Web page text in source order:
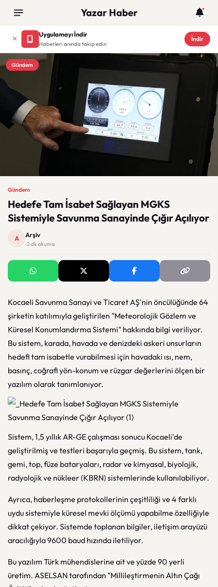
Yazar Haber
Uygulamayı İndir
Haberleri anında takip edin
İndir
Gündem
Gündem
Hedefe Tam İsabet Sağlayan MGKS
Sistemiyle Savunma Sanayinde Çığır Açılıyor
A Arşiv
· 2 dk okuma
Kocaeli Savunma Sanayi ve Ticaret AŞ'nin öncülüğünde 64
şirketin katılımıyla geliştirilen "Meteorolojik Gözlem ve
Küresel Konumlandırma Sistemi" hakkında bilgi veriliyor.
Bu sistem, karada, havada ve denizdeki askeri unsurların
hedefi tam isabetle vurabilmesi için havadaki ısı, nem,
basınç, coğrafi yön-konum ve rüzgar değerlerini ölçen bir
yazılım olarak tanımlanıyor.
Sistem, 1,5 yıllık AR-GE çalışması sonucu Kocaeli'de
geliştirilmiş ve testleri başarıyla geçmiş. Bu sistem, tank,
gemi, top, füze bataryaları, radar ve kimyasal, biyolojik,
radyolojik ve nükleer (KBRN) sistemlerinde kullanılabiliyor.
Ayrıca, haberleşme protokollerinin çeşitliliği ve 4 farklı
uydu sistemiyle küresel mevki ölçümü yapabilme özelliğiyle
dikkat çekiyor. Sistemde toplanan bilgiler, iletişim arayüzü
aracılığıyla 9600 baud hızında iletiliyor.
Bu yazılım Türk mühendislerine ait ve yüzde 90 yerli
üretim. ASELSAN tarafından "Millileştirmenin Altın Çağı